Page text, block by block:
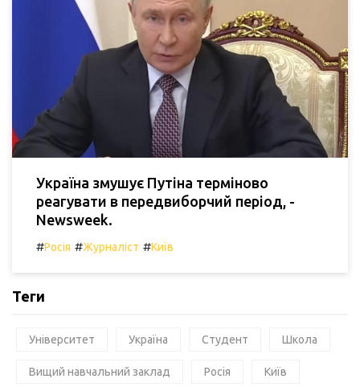
Україна змушує Путіна терміново
реагувати в передвиборчий період, -
Newsweek.
#Росія #Журналіст #Київ
Теги
Університет Україна Студент Школа
Вищий навчальний заклад Росія Київ